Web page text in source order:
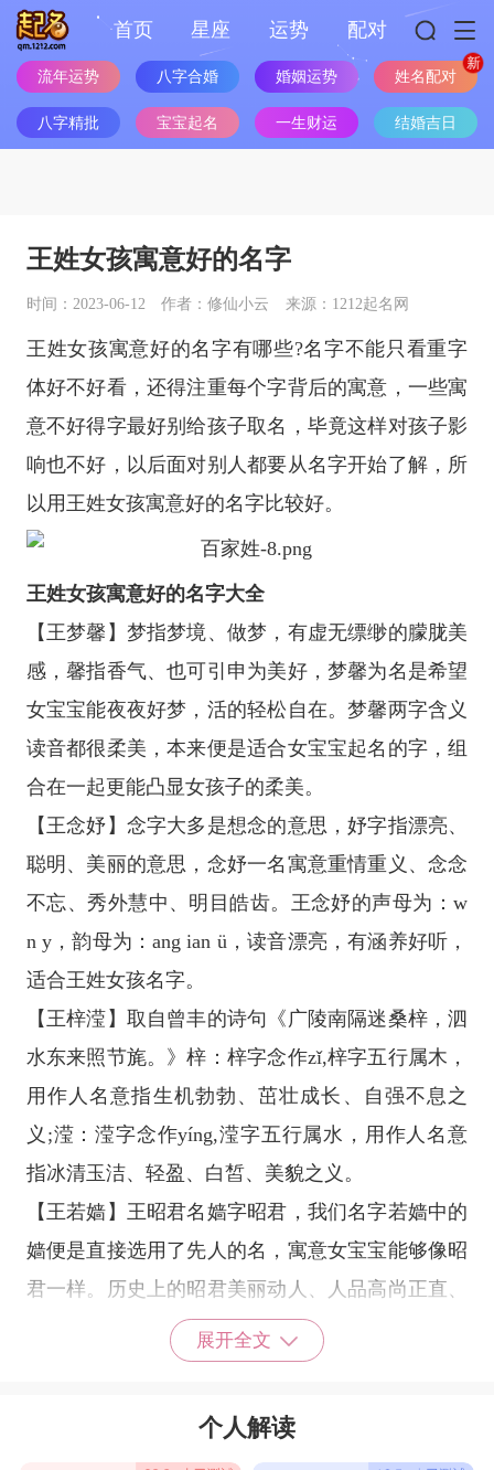
首页 星座 运势 配对
流年运势 八字合婚 婚姻运势 姓名配对
八字精批 宝宝起名 一生财运 结婚吉日
王姓女孩寓意好的名字
时间：2023-06-12 作者：修仙小云 来源：1212起名网
王姓女孩寓意好的名字有哪些?名字不能只看重字
体好不好看，还得注重每个字背后的寓意，一些寓
意不好得字最好别给孩子取名，毕竟这样对孩子影
响也不好，以后面对别人都要从名字开始了解，所
以用王姓女孩寓意好的名字比较好。
王姓女孩寓意好的名字大全
【王梦馨】梦指梦境、做梦，有虚无缥缈的朦胧美
感，馨指香气、也可引申为美好，梦馨为名是希望
女宝宝能夜夜好梦，活的轻松自在。梦馨两字含义
读音都很柔美，本来便是适合女宝宝起名的字，组
合在一起更能凸显女孩子的柔美。
【王念妤】念字大多是想念的意思，妤字指漂亮、
聪明、美丽的意思，念妤一名寓意重情重义、念念
不忘、秀外慧中、明目皓齿。王念妤的声母为：w
n y，韵母为：ang ian ü，读音漂亮，有涵养好听，
适合王姓女孩名字。
【王梓滢】取自曾丰的诗句《广陵南隔迷桑梓，泗
水东来照节旄。》梓：梓字念作zǐ,梓字五行属木，
用作人名意指生机勃勃、茁壮成长、自强不息之
义;滢：滢字念作yíng,滢字五行属水，用作人名意
指冰清玉洁、轻盈、白皙、美貌之义。
【王若嫱】王昭君名嫱字昭君，我们名字若嫱中的
嫱便是直接选用了先人的名，寓意女宝宝能够像昭
君一样。历史上的昭君美丽动人、人品高尚正直、
胸怀辽阔愿意为国远嫁匈奴，使用昭君的名是希望
女宝宝能够像先人学习。
人其颀，衣锦褧衣。”锦字指珍贵的丝织品，比喻
展开全文
个人解读